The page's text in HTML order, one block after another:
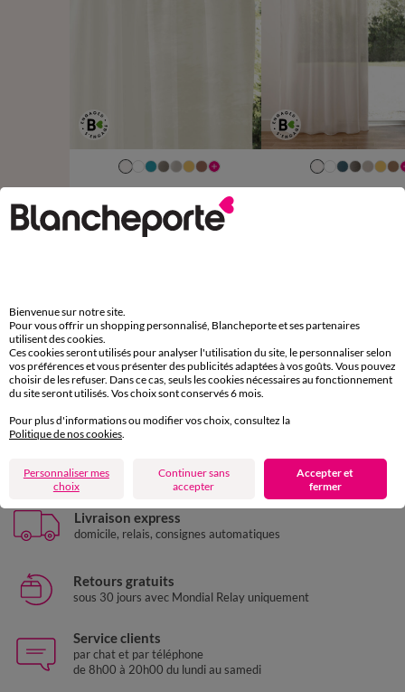
à partir de 12,99 €
D'autres idées de Vitrage
Vitrage
Payez plus tard ou en plusieurs fois
Livraison express
domicile, relais, consignes automatiques
Retours gratuits
sous 30 jours avec Mondial Relay uniquement
Service clients
par chat et par téléphone
de 8h00 à 20h00 du lundi au samedi
Bienvenue sur notre site.
Pour vous offrir un shopping personnalisé, Blancheporte et ses partenaires
utilisent des cookies.
Ces cookies seront utilisés pour analyser l'utilisation du site, le personnaliser selon
vos préférences et vous présenter des publicités adaptées à vos goûts. Vous pouvez
choisir de les refuser. Dans ce cas, seuls les cookies nécessaires au fonctionnement
du site seront utilisés. Vos choix sont conservés 6 mois.
Pour plus d'informations ou modifier vos choix, consultez la
Politique de nos cookies.
Personnaliser mes
choix
Continuer sans
accepter
Accepter et
fermer